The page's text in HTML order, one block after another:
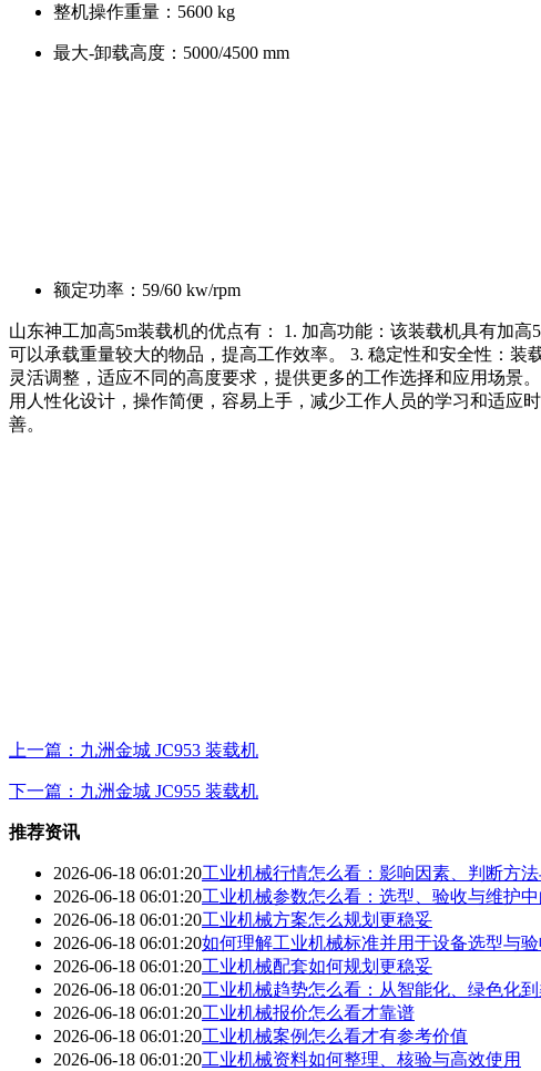
整机操作重量： 5600 kg
最大-卸载高度： 5000/4500 mm
额定功率： 59/60 kw/rpm
山东神工加高5m装载机的优点有： 1. 加高功能：该装载机具有加
可以承载重量较大的物品，提高工作效率。 3. 稳定性和安全性：
灵活调整，适应不同的高度要求，提供更多的工作选择和应用场景
用人性化设计，操作简便，容易上手，减少工作人员的学习和适应
善。
上一篇：九洲金城 JC953 装载机
下一篇：九洲金城 JC955 装载机
推荐资讯
2026-06-18 06:01:20工业机械行情怎么看：影响因素、判断方
2026-06-18 06:01:20工业机械参数怎么看：选型、验收与维护
2026-06-18 06:01:20工业机械方案怎么规划更稳妥
2026-06-18 06:01:20如何理解工业机械标准并用于设备选型与验
2026-06-18 06:01:20工业机械配套如何规划更稳妥
2026-06-18 06:01:20工业机械趋势怎么看：从智能化、绿色化
2026-06-18 06:01:20工业机械报价怎么看才靠谱
2026-06-18 06:01:20工业机械案例怎么看才有参考价值
2026-06-18 06:01:20工业机械资料如何整理、核验与高效使用